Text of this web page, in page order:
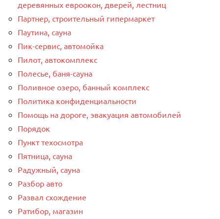
деревянных евроокон, дверей, лестниц
Партнер, строительный гипермаркет
Паутина, сауна
Пик-сервис, автомойка
Пилот, автокомплекс
Полесье, баня-сауна
Поливное озеро, банный комплекс
Политика конфиденциальности
Помощь на дороге, эвакуация автомобилей
Порядок
Пункт техосмотра
Пятница, сауна
Радужный, сауна
Разбор авто
Развал схождение
Ратибор, магазин